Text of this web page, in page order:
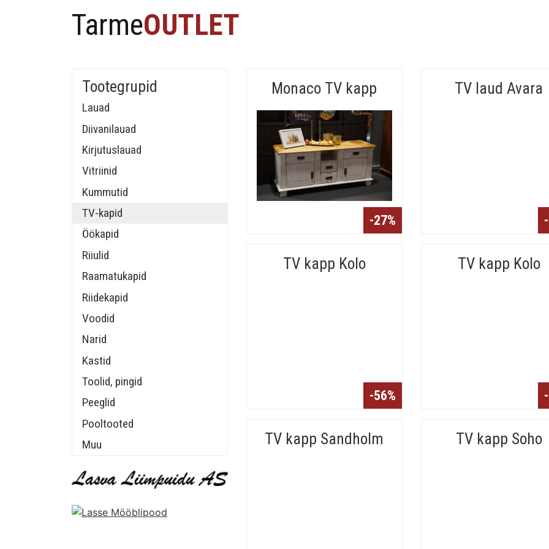
TarmeOUTLET
Tootegrupid
Lauad
Diivanilauad
Kirjutuslauad
Vitriinid
Kummutid
TV-kapid
Öökapid
Riiulid
Raamatukapid
Riidekapid
Voodid
Narid
Kastid
Toolid, pingid
Peeglid
Pooltooted
Muu
Monaco TV kapp
-27%
TV laud Avara
TV kapp Kolo
-56%
TV kapp Kolo
TV kapp Sandholm TV kapp Soho